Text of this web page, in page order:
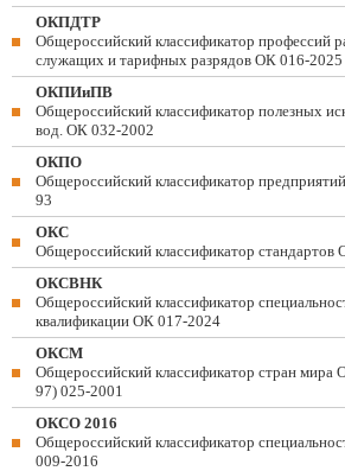
ОКПДТР
Общероссийский классификатор профессий
служащих и тарифных разрядов ОК 016-2025
ОКПИиПВ
Общероссийский классификатор полезных
вод. ОК 032-2002
ОКПО
Общероссийский классификатор
93
ОКС
Общероссийский классификатор
ОКСВНК
Общероссийский классификатор
квалификации ОК 017-2024
ОКСМ
Общероссийский классификатор стран
97) 025-2001
ОКСО 2016
Общероссийский классификатор
009-2016